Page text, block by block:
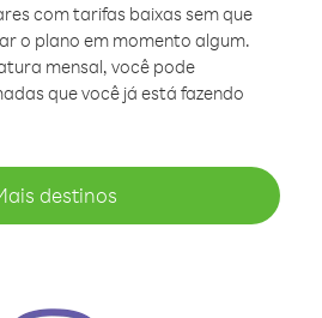
com tarifas baixas sem que
o plano em momento algum.
mensal, você pode
que você já está fazendo
destinos